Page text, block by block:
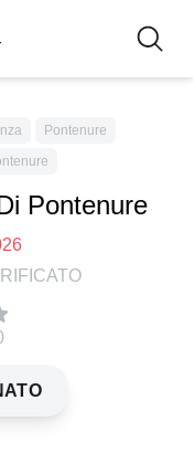
Pontenure
Pontenure